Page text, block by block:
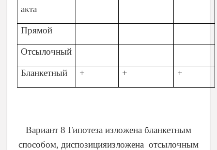
акта
Прямой
Отсылочный
Бланкетный + + +
Вариант 8 Гипотеза изложена бланкетным
способом, диспозицияизложена отсылочным